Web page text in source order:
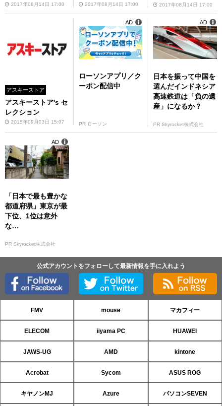
2017年08月14日 17:00 2017年08月14日 17:00 2017年08月14日 17:00
アスキーストア
アスキーストア's セ
レクション
2015年09月03日 15:07
ローソンアプリ／ク
ーポン配信中
PR ローソン
AD
日本を振って中国を
選んだインドネシア
高速鉄道は「負の遺
産」になるか？
PR Skyrocket株式会社
AD
「日本で最も豊かな
都道府県」東京が最
下位、1位は意外
な…
PR Skyrocket株式会社
AD
公式アカウントをフォローして最新情報を手に入れよう
FMV mouse マカフィー
ELECOM iiyama PC HUAWEI
JAWS-UG AMD kintone
Acrobat Sycom ASUS ROG
キヤノンMJ Azure パソコンSEVEN